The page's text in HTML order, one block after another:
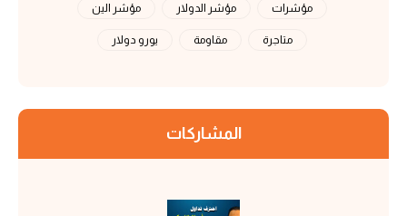
مؤشرات مؤشر الدولار مؤشر الين
متاجرة مقاومة يورو دولار
المشاركات